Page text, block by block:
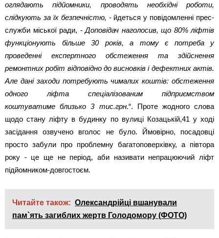
оглядають підйомники, проводять необхідні роботи,
слідкують за їх безпечністю, - йдеться у повідомленні прес-
служби міської ради, -Доповідач наголосив, що 80% ліфтів
функціонують більше 30 років, а тому є потреба у
проведенні експертного обстеження та здійснення
ремонтних робіт відповідно до висновків і дефектних актів.
Але дані заходи потребують чималих коштів: обстеження
одного ліфта спеціалізованим підприємством
коштуватиме близько 3 тис.грн.“. Проте жодного слова
щодо стану ліфту в будинку по вулиці Козацькій,41 у ході
засідання озвучено вголос не було. Ймовірно, посадовці
просто забули про проблемну багатоповерхівку, а півтора
року - це ще не період, аби називати непрацюючий ліфт
підйомником-довгостоєм.
Читайте також: Олександрійці вшанували
пам`ять загиблих жертв Голодомору (ФОТО)